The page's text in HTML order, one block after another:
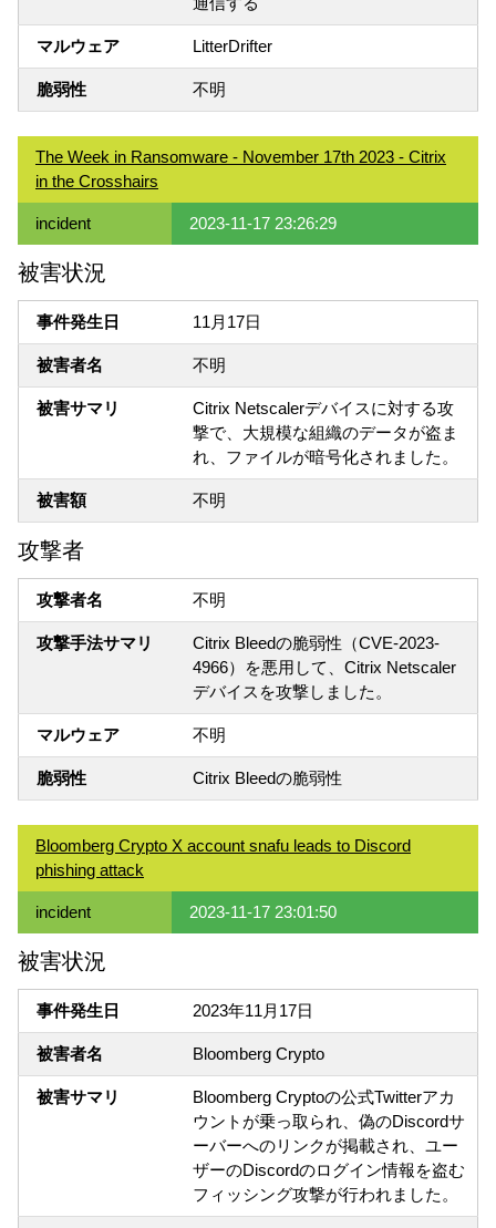
マルウェア LitterDrifter
脆弱性 不明
The Week in Ransomware - November 17th 2023 - Citrix
in the Crosshairs
incident 2023-11-17 23:26:29
被害状況
事件発生日 11月17日
被害者名 不明
被害サマリ
Citrix Netscalerデバイスに対する攻
撃で、大規模な組織のデータが盗ま
れ、ファイルが暗号化されました。
被害額 不明
攻撃者
攻撃者名 不明
攻撃手法サマリ
Citrix Bleedの脆弱性（CVE-2023-
4966）を悪用して、Citrix Netscaler
デバイスを攻撃しました。
マルウェア 不明
脆弱性 Citrix Bleedの脆弱性
Bloomberg Crypto X account snafu leads to Discord
phishing attack
incident 2023-11-17 23:01:50
被害状況
事件発生日 2023年11月17日
被害者名 Bloomberg Crypto
被害サマリ
Bloomberg Cryptoの公式Twitterアカ
ウントが乗っ取られ、偽のDiscordサ
ーバーへのリンクが掲載され、ユー
ザーのDiscordのログイン情報を盗む
フィッシング攻撃が行われました。